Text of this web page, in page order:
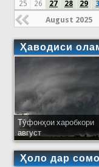
25
26 27 28 29
August 2025
Ҳаводиси
Тӯфонҳои харобкори
август
Ҳоло дар